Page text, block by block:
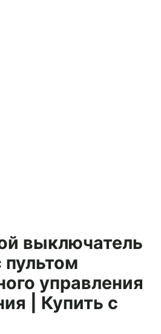
выключатель
управления
| Купить с